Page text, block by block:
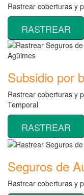
Rastrear coberturas y
RASTREAR
Subsidio por
Rastrear coberturas y
Temporal
RASTREAR
Seguros de
Rastrear coberturas y